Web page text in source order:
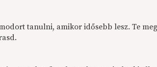
tanulni, amikor idősebb lesz. Te